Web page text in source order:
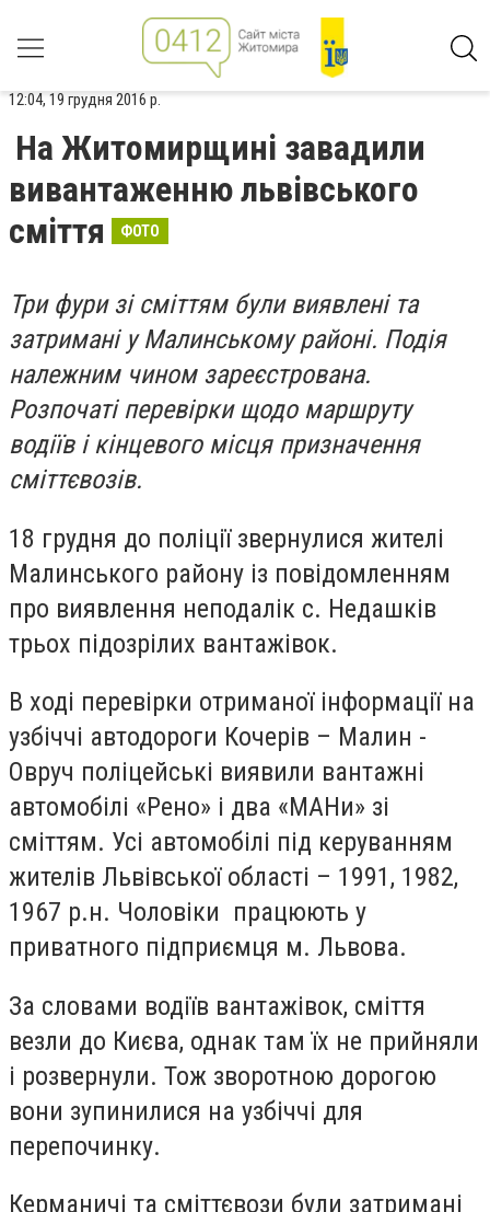
12:04, 19 грудня 2016 р.
На Житомирщині завадили
вивантаженню львівського
сміття
ФОТО
Три фури зі сміттям були виявлені та
затримані у Малинському районі. Подія
належним чином зареєстрована.
Розпочаті перевірки щодо маршруту
водіїв і кінцевого місця призначення
сміттєвозів.
18 грудня до поліції звернулися жителі
Малинського району із повідомленням
про виявлення неподалік с. Недашків
трьох підозрілих вантажівок.
В ході перевірки отриманої інформації на
узбіччі автодороги Кочерів – Малин -
Овруч поліцейські виявили вантажні
автомобілі «Рено» і два «МАНи» зі
сміттям. Усі автомобілі під керуванням
жителів Львівської області – 1991, 1982,
1967 р.н. Чоловіки працюють у
приватного підприємця м. Львова.
За словами водіїв вантажівок, сміття
везли до Києва, однак там їх не прийняли
і розвернули. Тож зворотною дорогою
вони зупинилися на узбіччі для
перепочинку.
Керманичі та сміттєвози були затримані